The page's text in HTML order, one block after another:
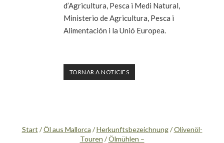
d’Agricultura, Pesca i Medi Natural,
Ministerio de Agricultura, Pesca i
Alimentación i la Unió Europea.
TORNAR A NOTICIES
Start /Öl aus Mallorca /Herkunftsbezeichnung/Olivenöl-
Touren /Ölmühlen –